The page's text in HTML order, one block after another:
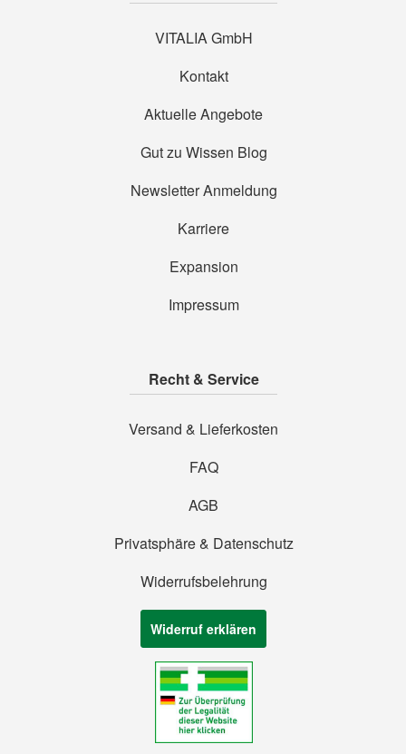
VITALIA GmbH
Kontakt
Aktuelle Angebote
Gut zu Wissen Blog
Newsletter Anmeldung
Karriere
Expansion
Impressum
Recht & Service
Versand & Lieferkosten
FAQ
AGB
Privatsphäre & Datenschutz
Widerrufsbelehrung
Widerruf erklären